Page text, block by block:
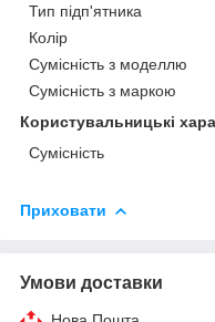
Тип підп'ятника
Колір
Сумісність з моделлю
Сумісність з маркою
Користувальницькі
Сумісність
Приховати
Умови доставки